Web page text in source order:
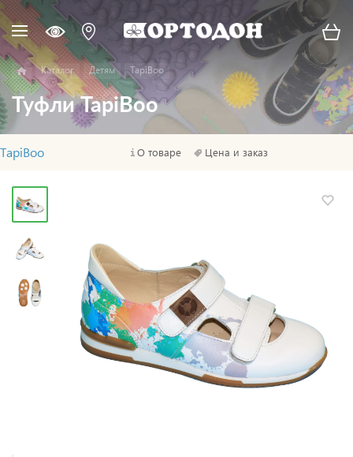
Каталог Детям TapiBoo
Туфли TapiBoo
TapiBoo О товаре Цена и заказ